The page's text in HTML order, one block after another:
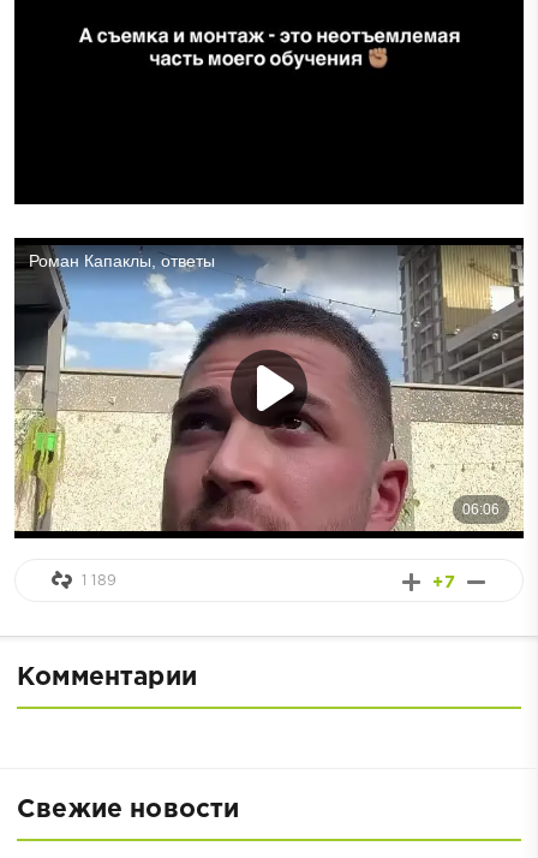
+7
1 189
Комментарии
Свежие новости